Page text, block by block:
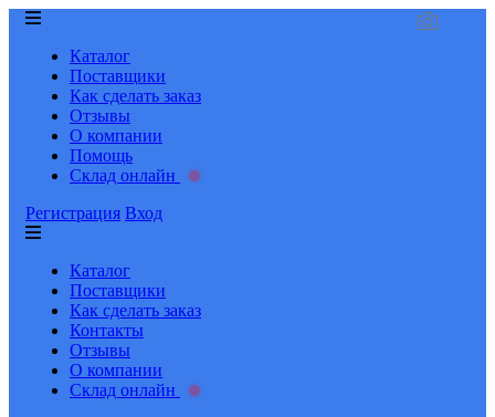
Каталог
Поставщики
Как сделать заказ
Отзывы
О компании
Помощь
Склад онлайн
Регистрация Вход
Каталог
Поставщики
Как сделать заказ
Контакты
Отзывы
О компании
Склад онлайн